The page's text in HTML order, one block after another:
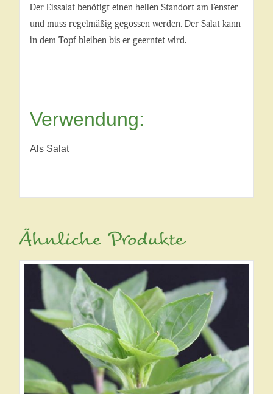
Der Eissalat benötigt einen hellen Standort am Fenster
und muss regelmäßig gegossen werden. Der Salat kann
in dem Topf bleiben bis er geerntet wird.
Verwendung:
Als Salat
Ähnliche Produkte